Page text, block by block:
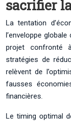
sacrifier
La tentation
l’enveloppe
projet confronté
stratégies de
relèvent de
fausses
financières.
Le timing optimal